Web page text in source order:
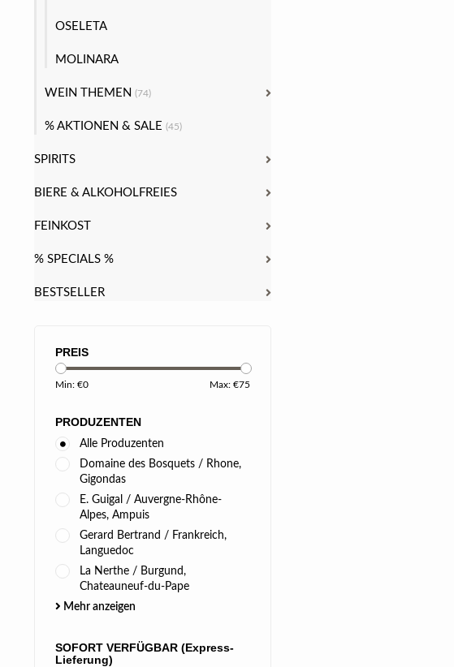
PREIS
Min: €0 Max: €75
PRODUZENTEN
Alle Produzenten
Domaine des Bosquets / Rhone,
Gigondas
E. Guigal / Auvergne-Rhône-
Alpes, Ampuis
Gerard Bertrand / Frankreich,
Languedoc
La Nerthe / Burgund,
Chateauneuf-du-Pape
Mehr anzeigen
SOFORT VERFÜGBAR (Express-
Lieferung)
OSELETA
MOLINARA
WEIN THEMEN (74)
% AKTIONEN & SALE (45)
SPIRITS
BIERE & ALKOHOLFREIES
FEINKOST
% SPECIALS %
BESTSELLER